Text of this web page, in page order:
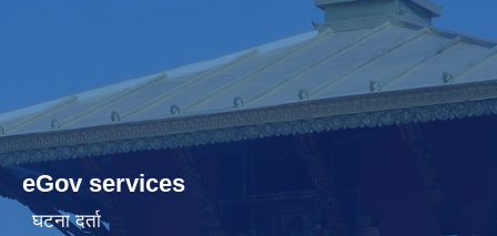
eGov services
घटना दर्ता